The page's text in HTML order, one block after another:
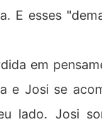
E esses
em
e Josi se
lado. Josi